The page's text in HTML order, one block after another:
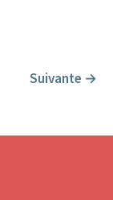
Suivante →